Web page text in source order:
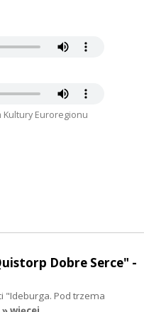
Kultury Euroregionu
Dobre Serce" -
"Ideburga. Pod trzema